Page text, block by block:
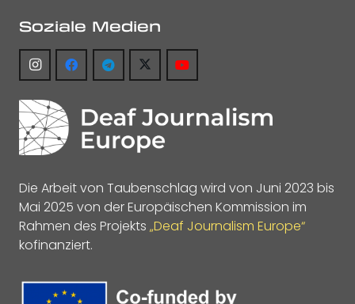
Soziale Medien
Die Arbeit von Taubenschlag wird von Juni 2023 bis
Mai 2025 von der Europäischen Kommission im
Rahmen des Projekts „Deaf Journalism Europe“
kofinanziert.